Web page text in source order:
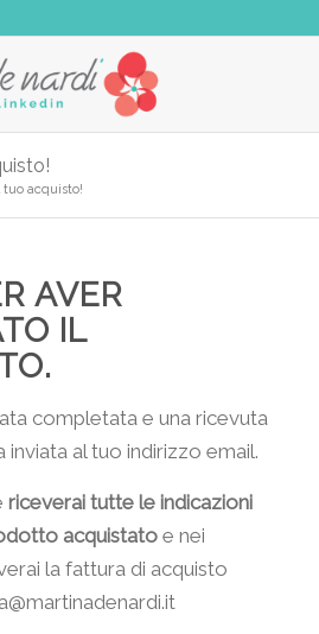
tuo acquisto!
AVER
IL
completata e una ricevuta
inviata al tuo indirizzo email.
riceverai tutte le indicazioni
acquistatoe nei
la fattura di acquisto